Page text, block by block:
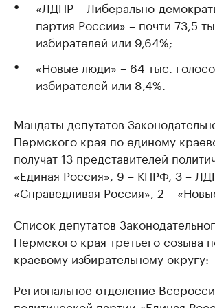
«ЛДПР – Либерально-
партия России» – почти 73,5
избирателей или 9,64%;
«Новые люди» – 64 тыс.
избирателей или 8,4%.
Мандаты депутатов
Пермского края по единому
получат 13 представителей
«Единая Россия», 9 – КПРФ, 3 –
«Справедливая Россия», 2 –
Список депутатов
Пермского края третьего созыва
краевому избирательному округу:
Региональное отделение